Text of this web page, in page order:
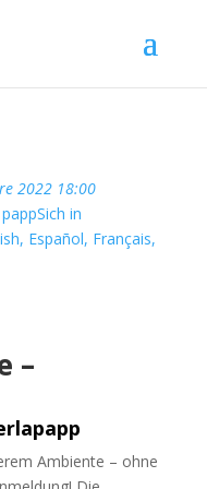
2022 18:00
Sich in
Español, Français,
–
Ambiente – ohne